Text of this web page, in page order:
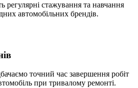
регулярні стажування та навчання
автомобільних брендів.
точний час завершення робіт
при тривалому ремонті.